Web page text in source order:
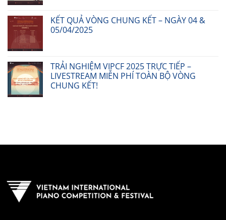
KẾT QUẢ VÒNG CHUNG KẾT – NGÀY 04 &
05/04/2025
TRẢI NGHIỆM VIPCF 2025 TRỰC TIẾP –
LIVESTREAM MIỄN PHÍ TOÀN BỘ VÒNG
CHUNG KẾT!